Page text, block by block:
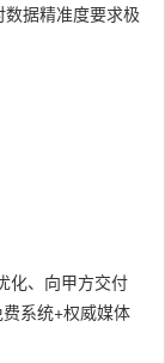
据精准度要求极
化、向甲方交付
系统+权威媒体